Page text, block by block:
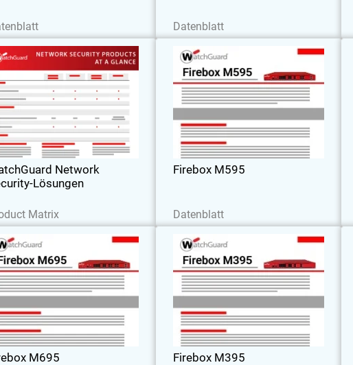
Datenblatt
Network
Lösungen
Matrix
Network Security-
Lösungen
WatchGuard Network Security-
Lösungen auf einen Blick
Firebox M595
Datenblatt
Firebox M595
7,2 Gbit/s UTM-Datendurchsatz,
Kapazitäten für bis zu 1200 Nutzer. Die
Firebox M595 ist für anspruchsvolle
Aufgaben in Großunternehmen
M695
Firebox M695
Firewall unterstützt 10,2 Gbit/s
– ideal für Unternehmen, bei
Geschwindigkeit und Sicherheit
Firebox M395
Firebox M395
Mit 3 Gbit/s UTM und 1,9 Gbit/s bei
Für mittelgroße Unternehmen, die mit
zuverlässigem Schutz skalieren wollen.